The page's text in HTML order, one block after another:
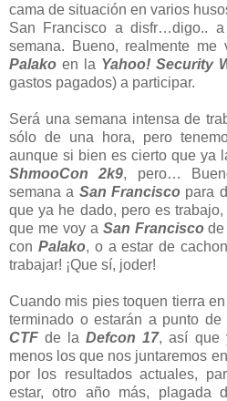
cama de situación en varios
San Francisco a disfr…digo..
semana. Bueno, realmente
Palako en la Yahoo! Security
gastos pagados) a participar.
Será una semana intensa de
sólo de una hora, pero
aunque si bien es cierto que ya
ShmooCon 2k9, pero…
semana a San Franciscopara
que ya he dado, pero es
que me voy a San Franciscode
con Palako, o a estar de
trabajar! ¡Que sí, joder!
Cuando mis pies toquen tierra en
terminado o estarán a punto
CTF de laDefcon 17, así que
menos los que nos juntaremos
por los resultados actuales,
estar, otro año más, plagada